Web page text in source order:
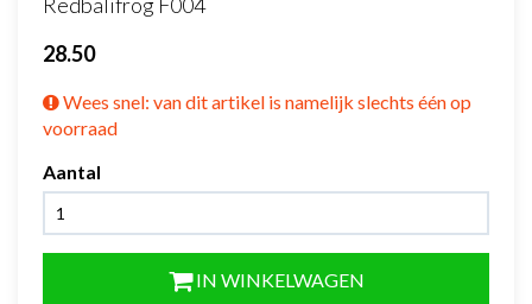
28.50
Wees snel: van dit artikel is namelijk slechts één op
voorraad
Aantal
IN WINKELWAGEN